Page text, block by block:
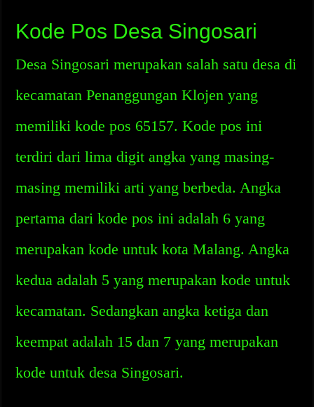
Kode Pos Desa Singosari
Desa Singosari merupakan salah satu desa di
kecamatan Penanggungan Klojen yang
memiliki kode pos 65157. Kode pos ini
terdiri dari lima digit angka yang masing-
masing memiliki arti yang berbeda. Angka
pertama dari kode pos ini adalah 6 yang
merupakan kode untuk kota Malang. Angka
kedua adalah 5 yang merupakan kode untuk
kecamatan. Sedangkan angka ketiga dan
keempat adalah 15 dan 7 yang merupakan
kode untuk desa Singosari.